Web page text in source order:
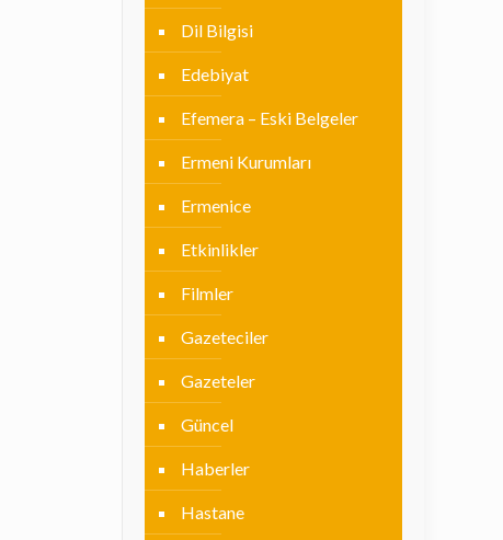
Dil Bilgisi
Edebiyat
Efemera – Eski Belgeler
Ermeni Kurumları
Ermenice
Etkinlikler
Filmler
Gazeteciler
Gazeteler
Güncel
Haberler
Hastane